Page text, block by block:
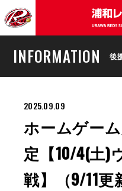
INFORMATION 後
2025.09.09
ホームゲー
定【10/4(土)
戦】（9/11更